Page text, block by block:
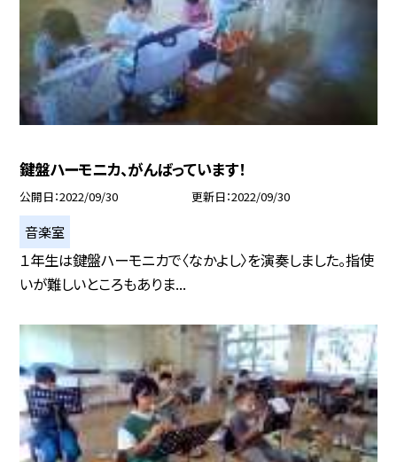
鍵盤ハーモニカ、がんばっています！
公開日 2022/09/30 更新日 2022/09/30
音楽室
１年生は鍵盤ハーモニカで〈なかよし〉を演奏しました。指使
いが難しいところもありま...